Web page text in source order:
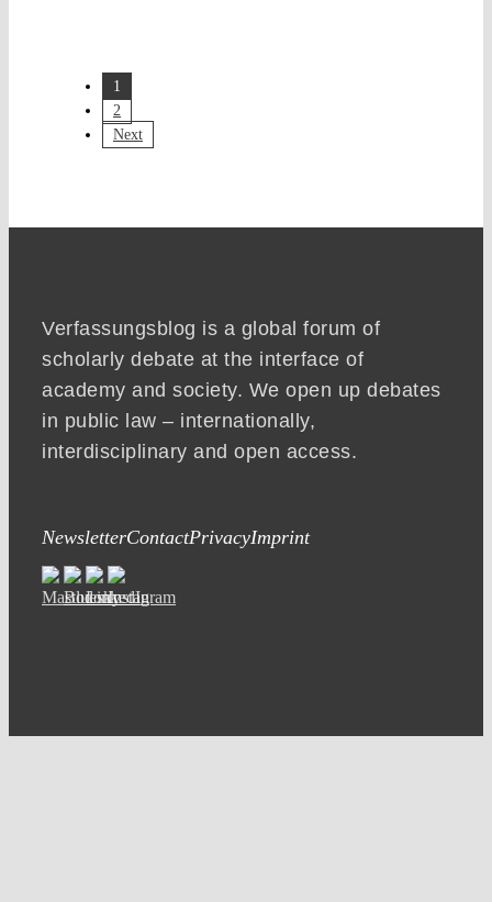
1
2
Next
Verfassungsblog is a global forum of
scholarly debate at the interface of
academy and society. We open up debates
in public law – internationally,
interdisciplinary and open access.
NewsletterContactPrivacyImprint